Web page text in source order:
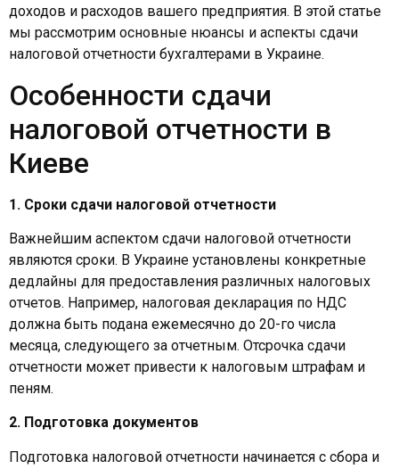
доходов и расходов вашего предприятия. В этой статье
мы рассмотрим основные нюансы и аспекты сдачи
налоговой отчетности бухгалтерами в Украине.
Особенности сдачи
налоговой отчетности в
Киеве
1. Сроки сдачи налоговой отчетности
Важнейшим аспектом сдачи налоговой отчетности
являются сроки. В Украине установлены конкретные
дедлайны для предоставления различных налоговых
отчетов. Например, налоговая декларация по НДС
должна быть подана ежемесячно до 20-го числа
месяца, следующего за отчетным. Отсрочка сдачи
отчетности может привести к налоговым штрафам и
пеням.
2. Подготовка документов
Подготовка налоговой отчетности начинается с сбора и